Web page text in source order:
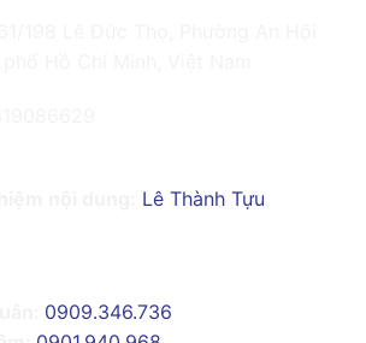
Lê Thành Tựu
0909.346.736